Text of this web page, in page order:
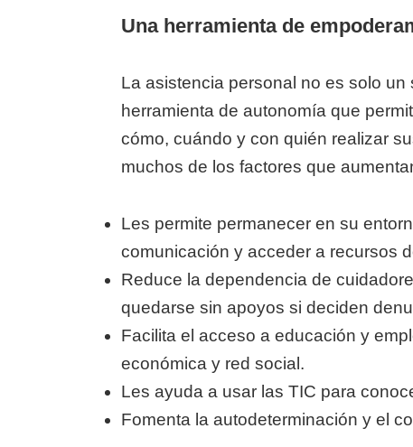
Una herramienta de
La asistencia personal no es solo
herramienta de autonomía que
cómo, cuándo y con quién realizar
muchos de los factores que
Les permite permanecer en su
comunicación y acceder a recursos
Reduce la dependencia de
quedarse sin apoyos si deciden
Facilita el acceso a educación y
económica y red social.
Les ayuda a usar las TIC para
Fomenta la autodeterminación y el